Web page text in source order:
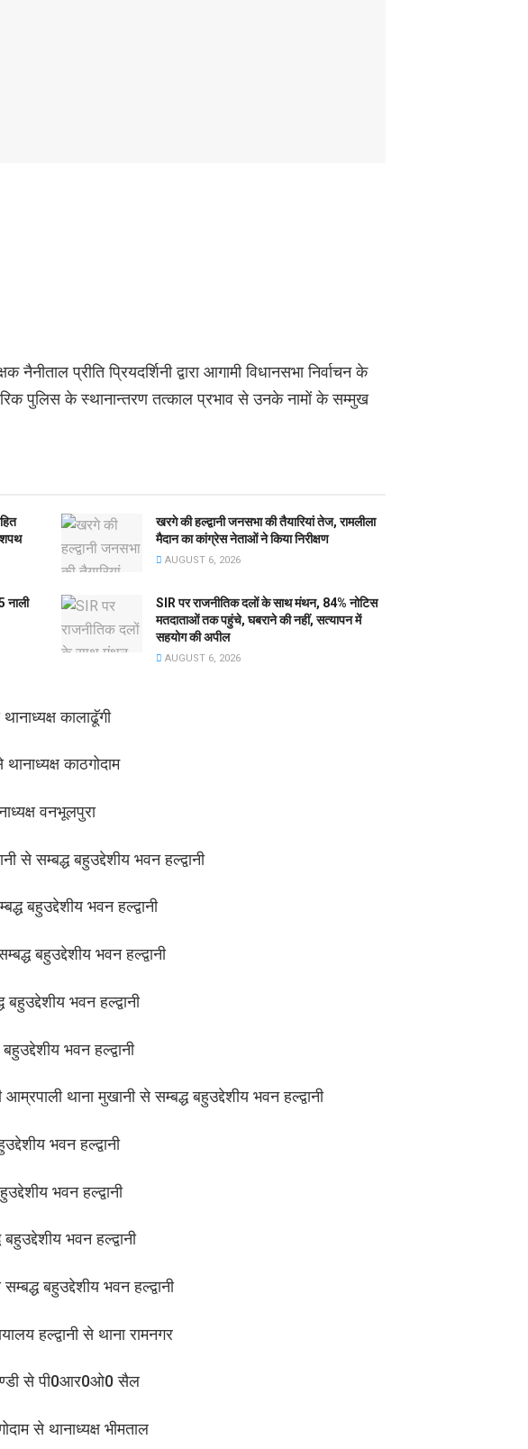
नैनीताल प्रीति प्रियदर्शिनी द्वारा आगामी विधानसभा निर्वाचन के
पुलिस के स्थानान्तरण तत्काल प्रभाव से उनके नामों के सम्मुख
शपथ
खरगे की हल्द्वानी जनसभा की तैयारियां तेज, रामलीला
मैदान का कांग्रेस नेताओं ने किया निरीक्षण
AUGUST 6, 2026
नाली
SIR पर राजनीतिक दलों के साथ मंथन, 84% नोटिस
मतदाताओं तक पहुंचे, घबराने की नहीं, सत्यापन में
सहयोग की अपील
AUGUST 6, 2026
कालाढूॅगी
काठगोदाम
वनभूलपुरा
से सम्बद्ध बहुउद्देशीय भवन हल्द्वानी
बहुउद्देशीय भवन हल्द्वानी
बहुउद्देशीय भवन हल्द्वानी
भवन हल्द्वानी
भवन हल्द्वानी
थाना मुखानी से सम्बद्ध बहुउद्देशीय भवन हल्द्वानी
भवन हल्द्वानी
भवन हल्द्वानी
भवन हल्द्वानी
बहुउद्देशीय भवन हल्द्वानी
हल्द्वानी से थाना रामनगर
मण्डी से पी0आर0ओ0 सैल
से थानाध्यक्ष भीमताल